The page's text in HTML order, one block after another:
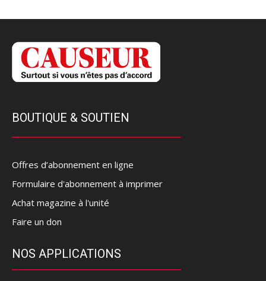
BOUTIQUE & SOUTIEN
Offres d’abonnement en ligne
Formulaire d'abonnement à imprimer
Achat magazine à l'unité
Faire un don
NOS APPLICATIONS